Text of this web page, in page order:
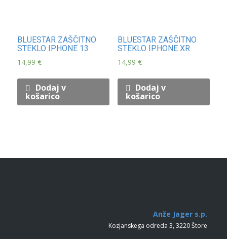
BLUESTAR ZAŠČITNO
STEKLO IPHONE 13
14,99€
Dodaj v
košarico
BLUESTAR ZAŠČITNO
STEKLO IPHONE XR
14,99 €
Dodaj v
košarico
Anže Jager s.p.
Kozjanskega odreda 3, 3220 Štore